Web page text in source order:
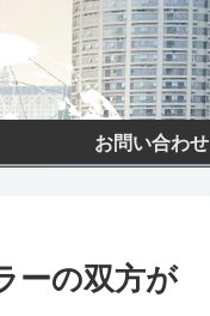
お問い合わせ
ーの双方が